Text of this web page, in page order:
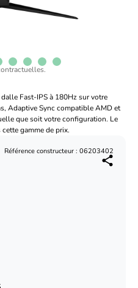
Fast-IPS à 180Hz sur votre
Adaptive Sync compatible AMD et
que soit votre configuration. Le
gamme de prix.
Référence constructeur : 06203402